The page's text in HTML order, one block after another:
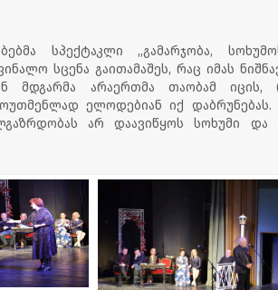
სპექტაკლი ,,გამარჯობა,
სცენა გაითამაშეს, რაც იმას
მდგარმა არაერთმა თაობამ იცის,
ელოდებიან იქ დაბრუნებას.
არ დაავიწყოს სოხუმი და